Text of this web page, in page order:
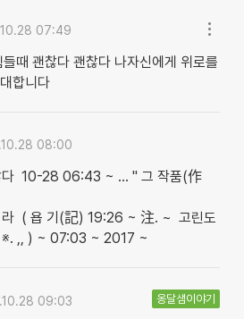
07:49
때 괜찮다 괜찮다 나자신에게 위로를
합니다
08:00
다 10-28 06:43 ~ … " 그 작품(作
라 ( 욥 기(記) 19:26 ~ 注. ~ 고린도
,, ) ~ 07:03 ~ 2017 ~
09:03 옹달샘이야기